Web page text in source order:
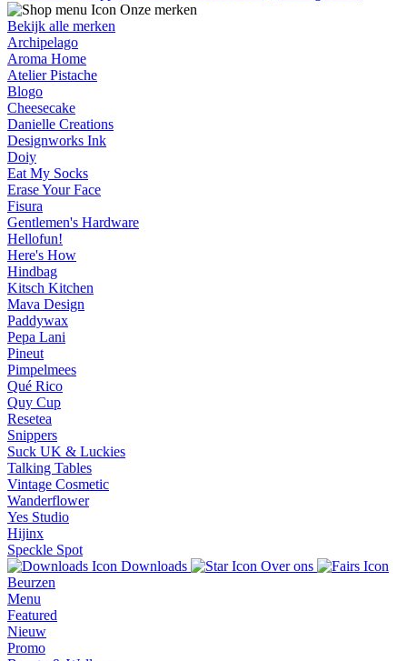
Onze merken
Bekijk alle merken
Archipelago
Aroma Home
Atelier Pistache
Blogo
Cheesecake
Danielle Creations
Designworks Ink
Doiy
Eat My Socks
Erase Your Face
Fisura
Gentlemen's Hardware
Hellofun!
Here's How
Hindbag
Kitsch Kitchen
Mava Design
Paddywax
Pepa Lani
Pineut
Pimpelmees
Qué Rico
Quy Cup
Resetea
Snippers
Suck UK & Luckies
Talking Tables
Vintage Cosmetic
Wanderflower
Yes Studio
Hijinx
Speckle Spot
Downloads
Over ons
Beurzen
Menu
Featured
Nieuw
Promo